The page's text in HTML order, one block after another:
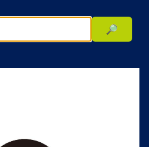
🔎